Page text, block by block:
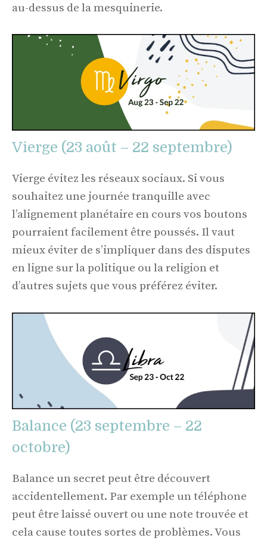
au-dessus de la mesquinerie.
Vierge (23 août – 22 septembre)
Vierge évitez les réseaux sociaux. Si vous
souhaitez une journée tranquille avec
l’alignement planétaire en cours vos boutons
pourraient facilement être poussés. Il vaut
mieux éviter de s’impliquer dans des disputes
en ligne sur la politique ou la religion et
d’autres sujets que vous préférez éviter.
Balance (23 septembre – 22
octobre)
Balance un secret peut être découvert
accidentellement. Par exemple un téléphone
peut être laissé ouvert ou une note trouvée et
cela cause toutes sortes de problèmes. Vous